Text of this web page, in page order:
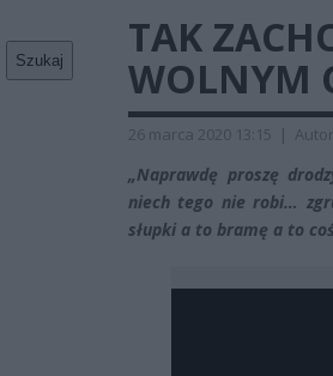
Szukaj
TAK
WOLNYM
26 marca 2020 13:15 | Autor:
„Naprawdę proszę
niech tego nie robi…
słupki a to bramę a to